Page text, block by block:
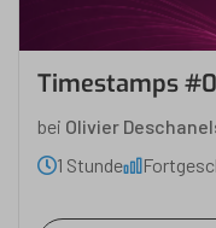
Timestamps
bei Olivier
1 Stunde